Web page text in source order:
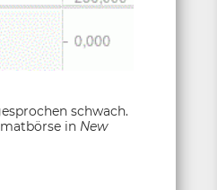
schwach.
in New